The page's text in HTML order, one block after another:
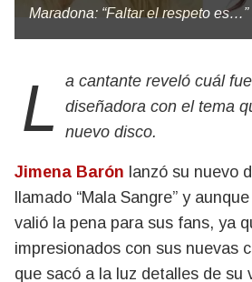
Maradona: “Faltar el respeto es…”
La cantante reveló cuál fue la reacción de la
diseñadora con el tema
nuevo disco.
Jimena Barón lanzó su nuevo
llamado “Mala Sangre” y
valió la pena para sus fans, ya
impresionados con sus nuevas
que sacó a la luz detalles de su